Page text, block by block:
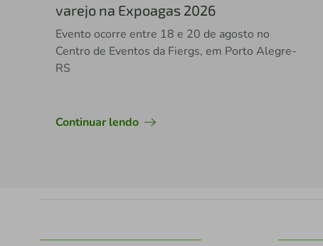
varejo na Expoagas 2026
Evento ocorre entre 18 e 20 de agosto no
Centro de Eventos da Fiergs, em Porto Alegre-
RS
Continuar lendo